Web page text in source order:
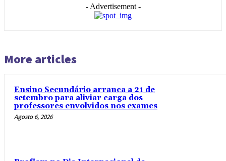
- Advertisement -
More articles
Ensino Secundário arranca a 21 de
setembro para aliviar carga dos
professores envolvidos nos exames
Agosto 6, 2026